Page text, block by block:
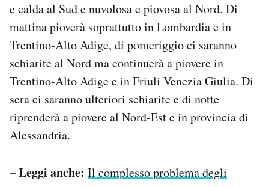
CALENDARIO
AREA PERSONALE
Newsletter
Notifiche mobile
Regala il Post
Esci
e calda al Sud e nuvolosa e piovosa al Nord. Di
mattina pioverà soprattutto in Lombardia e in
Trentino-Alto Adige, di pomeriggio ci saranno
schiarite al Nord ma continuerà a piovere in
Trentino-Alto Adige e in Friuli Venezia Giulia. Di
sera ci saranno ulteriori schiarite e di notte
riprenderà a piovere al Nord-Est e in provincia di
Alessandria.
– Leggi anche: Il complesso problema degli